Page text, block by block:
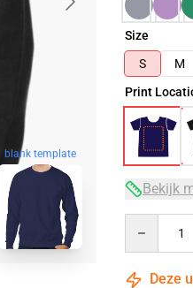
blank template
Size
S
M
Print
Bekijk
Deze